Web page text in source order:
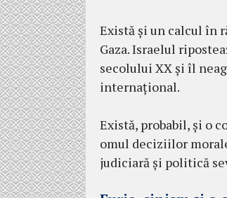
Există și un calcul în
Gaza. Israelul
secolului XX și îl
internațional.
Există, probabil, și o
omul deciziilor
judiciară și politică